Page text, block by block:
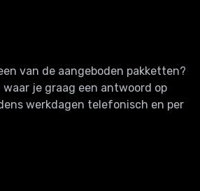
van de aangeboden pakketten?
waar je graag een antwoord op
werkdagen telefonisch en per